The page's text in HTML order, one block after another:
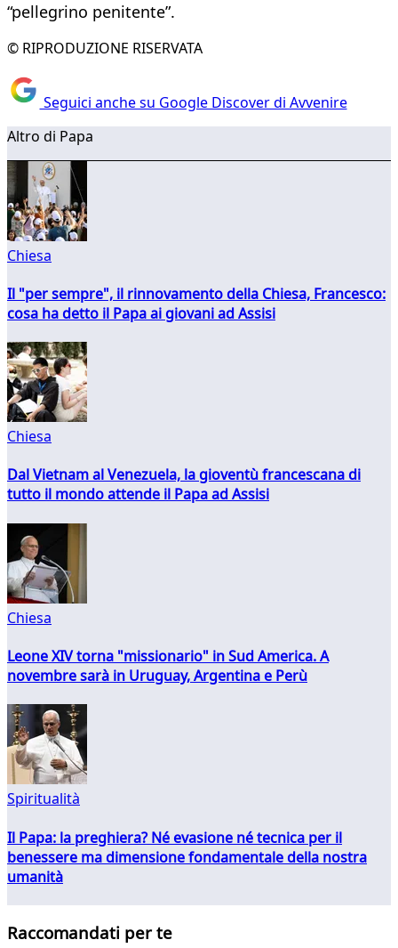
“pellegrino penitente”.
© RIPRODUZIONE RISERVATA
Seguici anche su Google Discover di Avvenire
Altro di Papa
Chiesa
Il "per sempre", il rinnovamento della Chiesa, Francesco:
cosa ha detto il Papa ai giovani ad Assisi
Chiesa
Dal Vietnam al Venezuela, la gioventù francescana di
tutto il mondo attende il Papa ad Assisi
Chiesa
Leone XIV torna "missionario" in Sud America. A
novembre sarà in Uruguay, Argentina e Perù
Spiritualità
Il Papa: la preghiera? Né evasione né tecnica per il
benessere ma dimensione fondamentale della nostra
umanità
Raccomandati per te